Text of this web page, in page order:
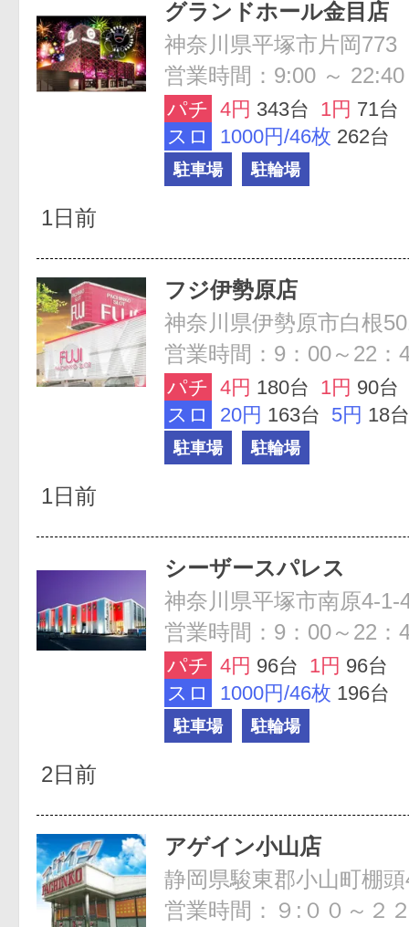
グランドホール金目店
神奈川県平塚市片岡773
営業時間：9:00 ～ 22:40
パチ 4円 343台 1円 71台
スロ
1000円/46枚 262台
駐車場 駐輪場
1日前
フジ伊勢原店
神奈川県伊勢原市白根
営業時間：9：00～22：
パチ 4円 180台 1円 90台
スロ
20円 163台 5円 18台
駐車場 駐輪場
1日前
シーザースパレス
神奈川県平塚市南原4-1-
営業時間：9：00～22：
パチ 4円 96台 1円 96台
スロ
1000円/46枚 196台
駐車場 駐輪場
2日前
アゲイン小山店
静岡県駿東郡小山町棚
営業時間：９:００～２